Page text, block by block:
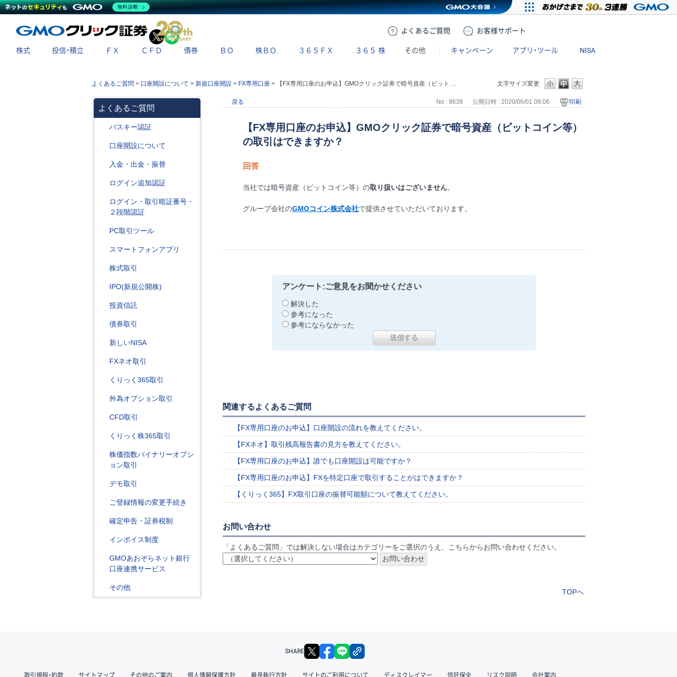
よくある ご質問 お客様サポート
X
株式 投信・積立 ＦＸ ＣＦＤ 債券 ＢＯ 株ＢＯ ３６５ＦＸ ３６５ 株 その他 キャンペーン アプリ・ツール NISA
文字サイズ変更
よくあるご質問 > 口座開設について > 新規口座開設 > FX専用口座 > 【FX専用口座のお申込】GMOクリック証券で暗号資産（ビットコイン等）の取引はできますか？
よくあるご質問
パスキー認証
口座開設について
入金・出金・振替
ログイン追加認証
ログイン・取引暗証番号・
２段階認証
PC取引ツール
スマートフォンアプリ
株式取引
IPO(新規公開株)
投資信託
債券取引
新しいNISA
FXネオ取引
くりっく365取引
外為オプション取引
CFD取引
くりっく株365取引
株価指数バイナリーオプシ
ョン取引
デモ取引
ご登録情報の変更手続き
確定申告・証券税制
インボイス制度
GMOあおぞらネット銀行
口座連携サービス
その他
戻る No : 8638 公開日時 : 2020/06/01 08:06 印刷
【FX専用口座のお申込】GMOクリック証券で暗号資産（ビットコイン等）
の取引はできますか？
回答
当社では暗号資産（ビットコイン等）の取り扱いはございません。
グループ会社のGMOコイン株式会社で提供させていただいております。
アンケート:ご意見をお聞かせください
解決した
参考になった
参考にならなかった
関連するよくあるご質問
【FX専用口座のお申込】口座開設の流れを教えてください。
【FXネオ】取引残高報告書の見方を教えてください。
【FX専用口座のお申込】誰でも口座開設は可能ですか？
【FX専用口座のお申込】FXを特定口座で取引することがはできますか？
【くりっく365】FX取引口座の振替可能額について教えてください。
お問い合わせ
「よくあるご質問」では解決しない場合はカテゴリーをご選択のうえ、こちらからお問い合わせください。
TOPへ
SHARE X facebook
取引規程・約款 サイトマップ その他のご案内 個人情報保護方針 最良執行方針 サイトのご利用について ディスクレイマー 信託保全 リスク説明 会社案内
無料診断